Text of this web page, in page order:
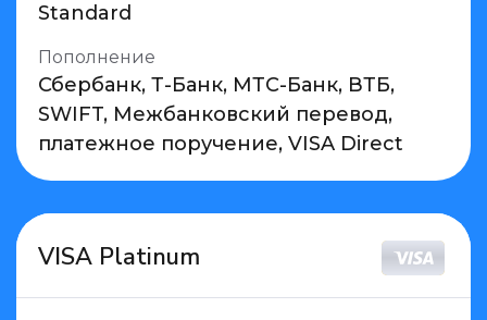
Standard
Пополнение
Сбербанк, Т-Банк, МТС-Банк, ВТБ,
SWIFT, Межбанковский перевод,
платежное поручение, VISA Direct
VISA Platinum